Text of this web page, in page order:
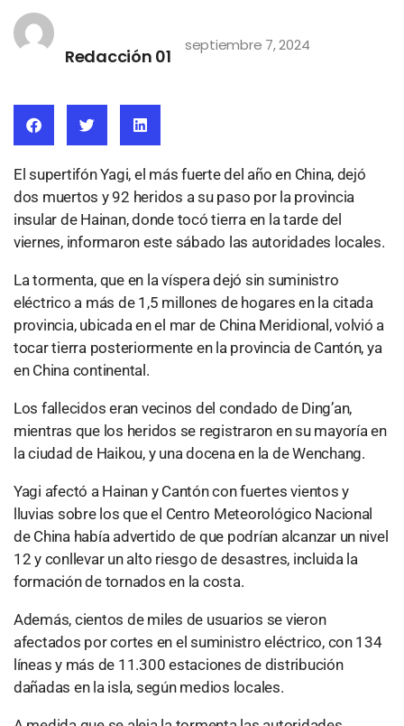
Redacción 01
septiembre 7, 2024
El supertifón Yagi, el más fuerte del año en China, dejó
dos muertos y 92 heridos a su paso por la provincia
insular de Hainan, donde tocó tierra en la tarde del
viernes, informaron este sábado las autoridades locales.
La tormenta, que en la víspera dejó sin suministro
eléctrico a más de 1,5 millones de hogares en la citada
provincia, ubicada en el mar de China Meridional, volvió a
tocar tierra posteriormente en la provincia de Cantón, ya
en China continental.
Los fallecidos eran vecinos del condado de Ding’an,
mientras que los heridos se registraron en su mayoría en
la ciudad de Haikou, y una docena en la de Wenchang.
Yagi afectó a Hainan y Cantón con fuertes vientos y
lluvias sobre los que el Centro Meteorológico Nacional
de China había advertido de que podrían alcanzar un nivel
12 y conllevar un alto riesgo de desastres, incluida la
formación de tornados en la costa.
Además, cientos de miles de usuarios se vieron
afectados por cortes en el suministro eléctrico, con 134
líneas y más de 11.300 estaciones de distribución
dañadas en la isla, según medios locales.